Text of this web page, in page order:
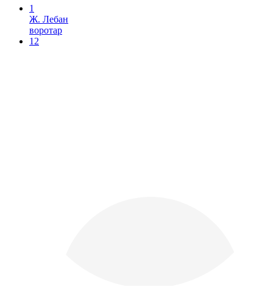
1
Ж. Лебан
воротар
12